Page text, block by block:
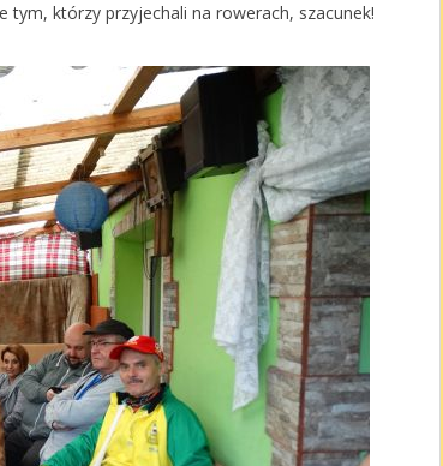
tym, którzy przyjechali na rowerach, szacunek!